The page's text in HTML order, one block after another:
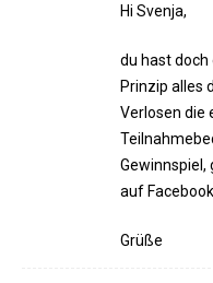
Hi Svenja,
du hast doch
Prinzip alles
Verlosen die
Gewinnspiel,
auf
Grüße